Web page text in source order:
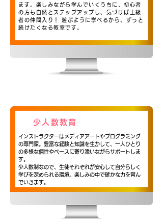
ます。楽しみながら学んでいくうちに、初心者
の方も自然とステップアップし、気づけば上級
者の仲間入り！ 遊ぶように学べるから、ずっと
続けたくなる教室です。
少人数教育
インストラクターはメディアアートやプログラミング
の専門家。豊富な経験と知識を生かして、一人ひとり
の多様な個性やペースに寄り添いながらサポートしま
す。
少人数制なので、生徒それぞれが安心して自分らしく
学びを深められる環境。楽しみの中で確かな力を育ん
でいきます。